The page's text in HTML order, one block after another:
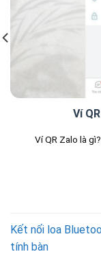
Ví
Ví QR Zalo là
Kết nối loa
tính bàn